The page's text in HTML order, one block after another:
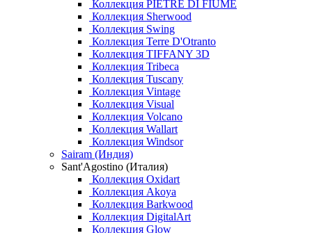
Коллекция PIETRE DI FIUME
Коллекция Sherwood
Коллекция Swing
Коллекция Terre D'Otranto
Коллекция TIFFANY 3D
Коллекция Tribeca
Коллекция Tuscany
Коллекция Vintage
Коллекция Visual
Коллекция Volcano
Коллекция Wallart
Коллекция Windsor
Sairam (Индия)
Sant'Agostino (Италия)
Коллекция Oxidart
Коллекция Akoya
Коллекция Barkwood
Коллекция DigitalArt
Коллекция Glow